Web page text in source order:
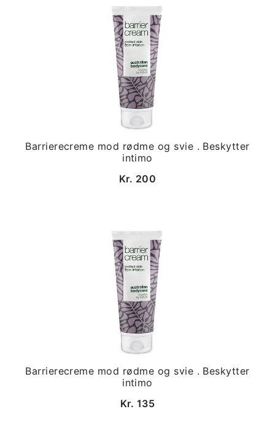
Barrierecreme mod rødme og svie . Beskytter
intimo
Kr. 200
Barrierecreme mod rødme og svie . Beskytter
intimo
Kr. 135